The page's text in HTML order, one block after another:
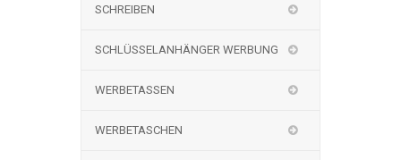
SCHREIBEN
SCHLÜSSELANHÄNGER WERBUNG
WERBETASSEN
WERBETASCHEN